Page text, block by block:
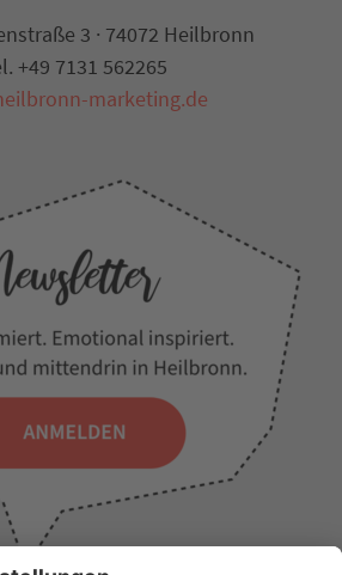
3 · 74072 Heilbronn
+49 7131 562265
marketing.de